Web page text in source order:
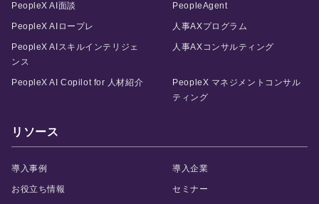
PeopleX AI面談 PeopleAgent
PeopleX AIロープレ 人事AXプログラム
PeopleX AIスキルインテリジェ
ンス
人事AXコンサルティング
PeopleX AI Copilot for 人材紹介
PeopleX マネジメントコンサル
ティング
リソース
導入事例 導入企業
お役立ち情報 セミナー